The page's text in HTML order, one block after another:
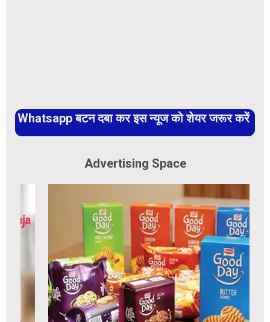
Whatsapp बटन दबा कर इस न्यूज को शेयर जरूर करें
Advertising Space